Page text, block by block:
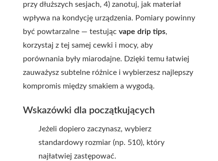
przy dłuższych sesjach, 4) zanotuj, jak materiał
wpływa na kondycję urządzenia. Pomiary powinny
być powtarzalne — testując vape drip tips,
korzystaj z tej samej cewki i mocy, aby
porównania były miarodajne. Dzięki temu łatwiej
zauważysz subtelne różnice i wybierzesz najlepszy
kompromis między smakiem a wygodą.
Wskazówki dla początkujących
Jeżeli dopiero zaczynasz, wybierz
standardowy rozmiar (np. 510), który
najłatwiej zastępować.